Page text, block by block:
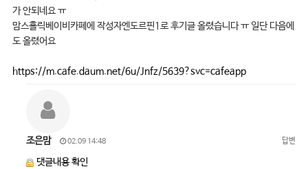
가 안되네요 ㅠ
맘스홀릭베이비카페에 작성자엔도르핀1로 후기글 올렸습니다 ㅠ 일단 다음에
도 올렸어요
https://m.cafe.daum.net/6u/Jnfz/5639?svc=cafeapp
조은맘 02.09 14:48 답변
댓글내용 확인